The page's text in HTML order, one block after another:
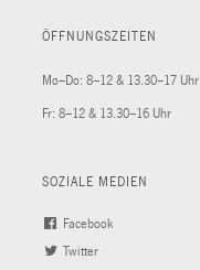
ÖFFNUNGSZEITEN
Mo–Do: 8–12 & 13.30–17 Uhr
Fr: 8–12 & 13.30–16 Uhr
SOZIALE MEDIEN
Facebook
Twitter